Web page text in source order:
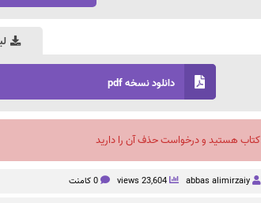
دانلود نسخه pdf
کتاب هستید و درخواست حذف آن را دارید
abbas alimirzaiy
23,604 views 0 کامنت